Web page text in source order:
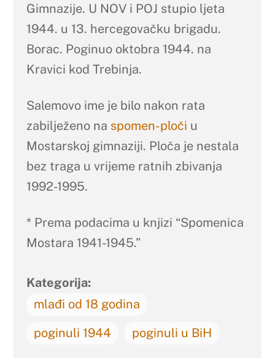
Gimnazije. U NOV i POJ stupio ljeta
1944. u 13. hercegovačku brigadu.
Borac. Poginuo oktobra 1944. na
Kravici kod Trebinja.
Salemovo ime je bilo nakon rata
zabilježeno na spomen-ploči u
Mostarskoj gimnaziji. Ploča je nestala
bez traga u vrijeme ratnih zbivanja
1992-1995.
* Prema podacima u knjizi “Spomenica
Mostara 1941-1945.”
Kategorija:
mlađi od 18 godina
poginuli 1944
poginuli u BiH